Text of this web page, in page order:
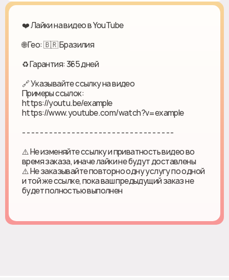
❤️ Лайки на видео в YouTube
🌐 Гео: 🇧🇷 Бразилия
♻ Гарантия: 365 дней
🔗 Указывайте ссылку на видео
Примеры ссылок:
https://youtu.be/example
https://www.youtube.com/watch?v=example
- - - - - - - - - - - - - - - - - - - - - - - - - - - - - - - - - -
⚠️ Не изменяйте ссылку и приватность видео во
время заказа, иначе лайки не будут доставлены
⚠️ Не заказывайте повторно одну услугу по одной
и той же ссылке, пока ваш предыдущий заказ не
будет полностью выполнен